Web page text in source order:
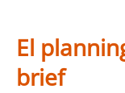
El
brief